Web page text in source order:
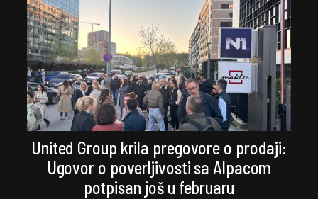
United Group krila pregovore o prodaji:
Ugovor o poverljivosti sa Alpacom
potpisan još u februaru